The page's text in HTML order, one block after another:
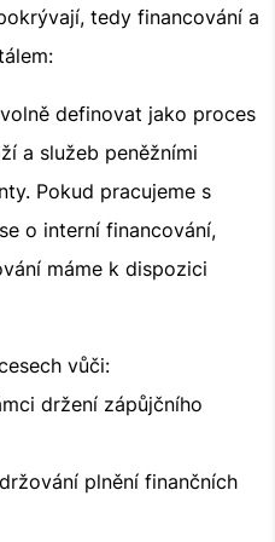
tedy financování a
definovat jako proces
a služeb peněžními
Pokud pracujeme s
o interní financování,
máme k dispozici
vůči:
držení zápůjčního
plnění finančních